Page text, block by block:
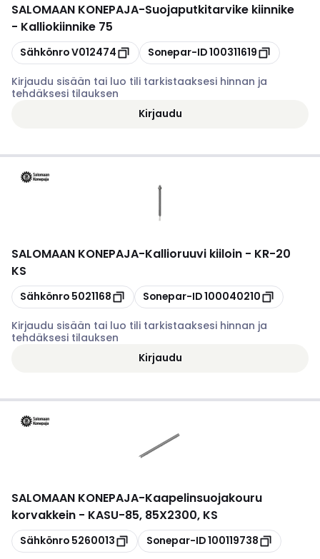
SALOMAAN KONEPAJA-Suojaputkitarvike kiinnike
- Kalliokiinnike 75
Kopioi
SähkönroV012474 Kopioi
Sonepar-ID100311619
Kirjaudu sisään tai luo tili tarkistaaksesi hinnan ja
tehdäksesi tilauksen
Kirjaudu
SALOMAAN KONEPAJA-Kallioruuvi kiiloin - KR-20
KS
Kopioi
Sähkönro 5021168 Kopioi
Sonepar-ID100040210
Kirjaudu sisään tai luo tili tarkistaaksesi hinnan ja
tehdäksesi tilauksen
Kirjaudu
SALOMAAN KONEPAJA-Kaapelinsuojakouru
korvakkein - KASU-85, 85X2300, KS
Kopioi
Sähkönro 5260013 Kopioi
Sonepar-ID100119738